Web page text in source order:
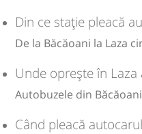
45lei
Sursa: Trans Olteanu Tour SRL| Ultima
Din ce stație pleacă
De la Băcăoani la Laza
Unde oprește în
Autobuzele din
Când pleacă